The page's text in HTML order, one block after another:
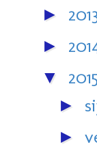
►
►
▼ 2015
►
►